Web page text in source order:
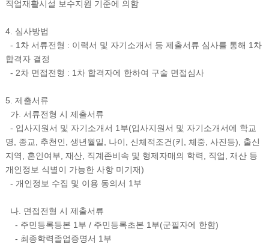
직업재활시설 보수지원 기준에 의함
4. 심사방법
- 1차 서류전형 : 이력서 및 자기소개서 등 제출서류 심사를 통해 1차
합격자 결정
- 2차 면접전형 : 1차 합격자에 한하여 구술 면접심사
5. 제출서류
가. 서류전형 시 제출서류
- 입사지원서 및 자기소개서 1부(입사지원서 및 자기소개서에 학교
명, 종교, 추천인, 생년월일, 나이, 신체적조건(키, 체중, 사진등), 출신
지역, 혼인여부, 재산, 직계존비속 및 형제자매의 학력, 직업, 재산 등
개인정보 식별이 가능한 사항 미기재)
- 개인정보 수집 및 이용 동의서 1부
나. 면접전형 시 제출서류
- 주민등록등본 1부 / 주민등록초본 1부(군필자에 한함)
- 최종학력졸업증명서 1부